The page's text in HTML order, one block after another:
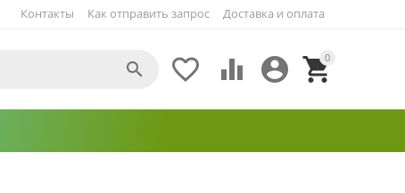
Как отправить запрос Доставка и оплата
Контакты
0


 
